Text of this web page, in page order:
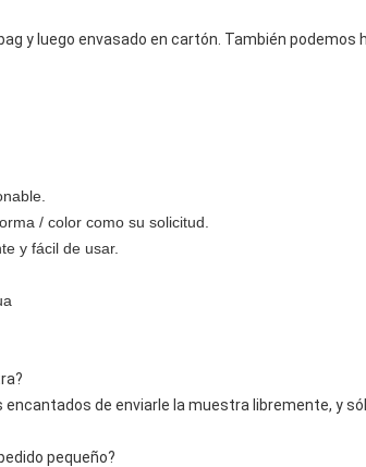
y luego envasado en cartón. También
/ color como su solicitud.
y fácil de usar.
encantados de enviarle la muestra libremente, y
pequeño?